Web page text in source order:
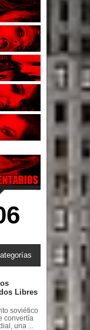
Libres
soviético
convertía
una ...